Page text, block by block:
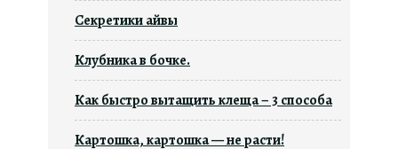
Секретики айвы
Клубника в бочке.
Как быстро вытащить клеща – 3 способа
Картошка, картошка — не расти!